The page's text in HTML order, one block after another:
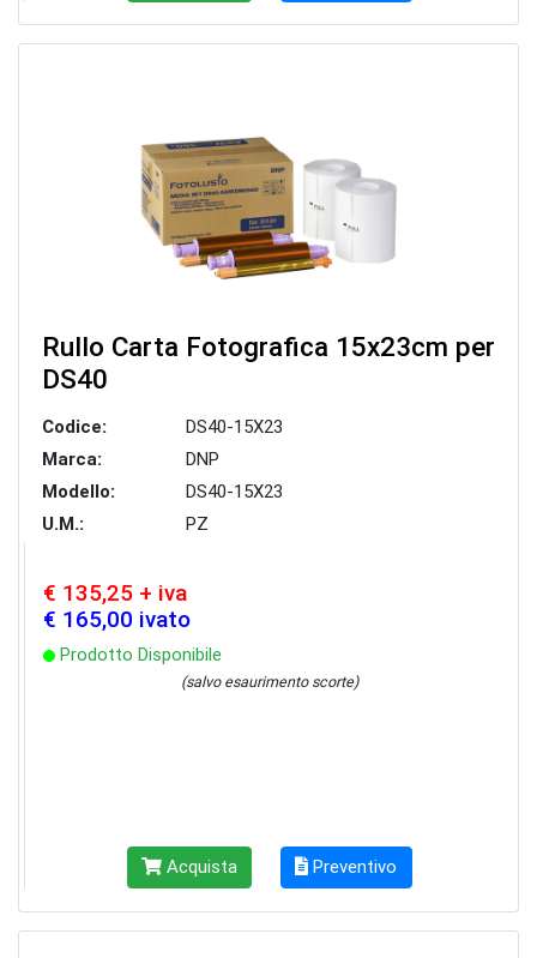
Rullo Carta Fotografica 15x23cm per
DS40
Codice:
DS40-15X23
Marca:
DNP
Modello:
DS40-15X23
U.M.:
PZ
€ 135,25 + iva
€ 165,00 ivato
Prodotto Disponibile
(salvo esaurimento scorte)
Acquista Preventivo